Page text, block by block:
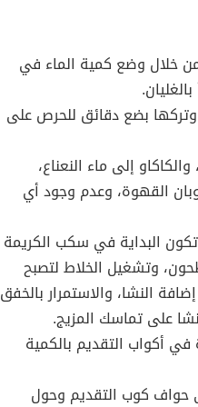
خلال وضع كمية الماء في
وتركها بضع دقائق للحرص على
إلى ماء النعناع،
القهوة، وعدم وجود أي
البداية في سكب الكريمة
وتشغيل الخلاط لتصبح
النشا، والاستمرار بالخفق
على تماسك المزيج.
أكواب التقديم بالكمية
حواف كوب التقديم وحول